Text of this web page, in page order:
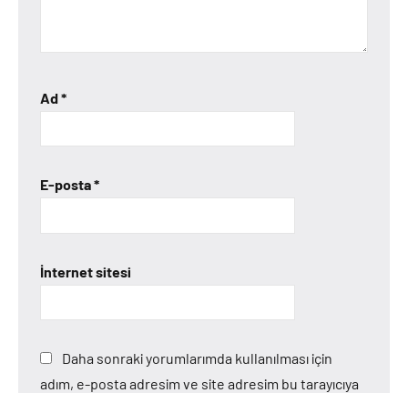
Ad*
E-posta*
İnternet sitesi
Daha sonraki yorumlarımda kullanılması için
adım, e-posta adresim ve site adresim bu tarayıcıya